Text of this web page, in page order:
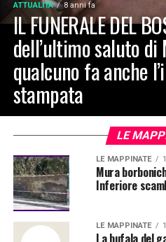
ATTUALITÀ 8 anni fa
IL FUNERALE DEL
dell’ultimo saluto di
qualcuno fa anche
stampata
LE
LE MAPPINATE
Mura
Inferiore
LE MAPPINATE
La bufala del